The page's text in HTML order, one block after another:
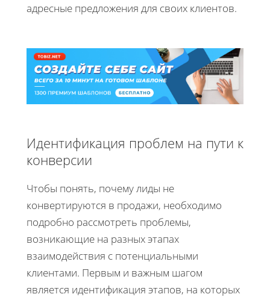
адресные предложения для своих клиентов.
Идентификация проблем на пути к
конверсии
Чтобы понять, почему лиды не
конвертируются в продажи, необходимо
подробно рассмотреть проблемы,
возникающие на разных этапах
взаимодействия с потенциальными
клиентами. Первым и важным шагом
является идентификация этапов, на которых